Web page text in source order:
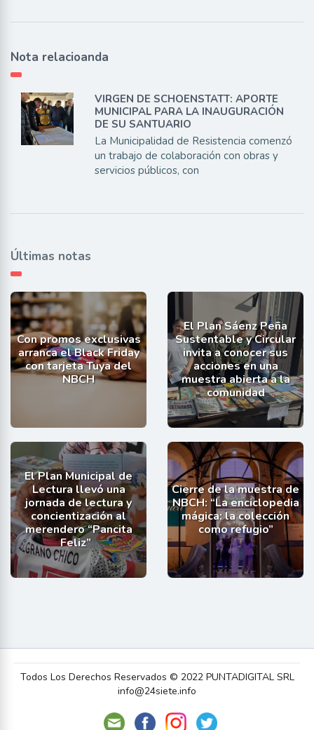
Nota relacioanda
VIRGEN DE SCHOENSTATT: APORTE
MUNICIPAL PARA LA INAUGURACIÓN
DE SU SANTUARIO
La Municipalidad de Resistencia comenzó
un trabajo de colaboración con obras y
servicios públicos, con
Últimas notas
Con promos exclusivas
arranca el Black Friday
con tarjeta Tuya del
NBCH
El Plan Sáenz Peña
Sustentable y Circular
invita a conocer sus
acciones en una
muestra abierta a la
comunidad
El Plan Municipal de
Lectura llevó una
jornada de lectura y
concientización al
merendero “Pancita
Feliz”
Cierre de la muestra de
NBCH: “La enciclopedia
mágica: la colección
como refugio”
Todos Los Derechos Reservados © 2022 PUNTADIGITAL SRL
info@24siete.info